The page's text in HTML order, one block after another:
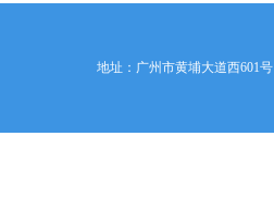
地址：广州市黄埔大道西601